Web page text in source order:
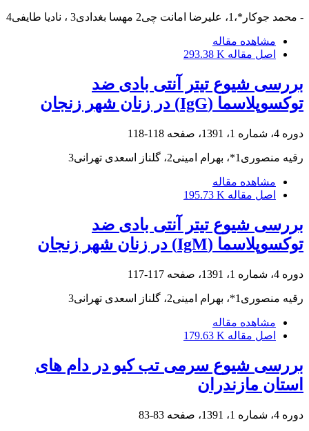
- محمد جوکار*،1، علیرضا امانت چی2 مهسا بغدادی3 ، نادیا طایفی4
مشاهده مقاله
اصل مقاله 293.38 K
بررسی شیوع تیتر آنتی بادی ضد
توکسوپلاسما (IgG) در زنان شهر زنجان
دوره 4، شماره 1، 1391، صفحه 118-118
رقیه منصوری1*، بهرام امینی2، گلناز اسعدی تهرانی3
مشاهده مقاله
اصل مقاله 195.73 K
بررسی شیوع تیتر آنتی بادی ضد
توکسوپلاسما (IgM) در زنان شهر زنجان
دوره 4، شماره 1، 1391، صفحه 117-117
رقیه منصوری1*، بهرام امینی2، گلناز اسعدی تهرانی3
مشاهده مقاله
اصل مقاله 179.63 K
بررسی شیوع سرمی تب کیو در دام های
استان مازندران
دوره 4، شماره 1، 1391، صفحه 83-83